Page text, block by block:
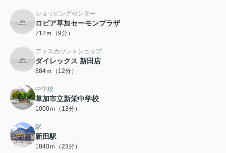
ショッピングセンター
ロピア草加セーモンプラザ
712ｍ（9分）
ディスカウントショップ
ダイレックス 新田店
884ｍ（12分）
中学校
草加市立新栄中学校
1000ｍ（13分）
駅
新田駅
1840ｍ（23分）